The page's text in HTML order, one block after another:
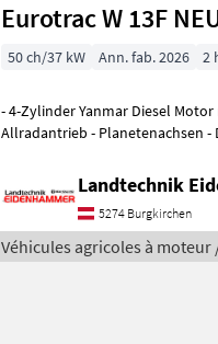
Eurotrac W 13F
50 ch/37 kW Ann. fab. 2026 2
- 4-Zylinder Yanmar Diesel
Allradantrieb - Planetenachsen
Landtechnik
5274 Burgkirchen
Véhicules agricoles à moteur